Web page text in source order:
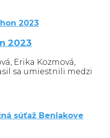
2023
Erika Kozmová,
sa umiestnili medzi